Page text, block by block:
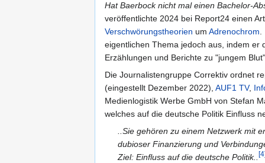
Hat Baerbock nicht mal einen Bachelor-
veröffentlichte 2024 bei Report24 einen
Verschwörungstheorien um Adrenochrom.
eigentlichen Thema jedoch aus, indem er
Erzählungen und Berichte zu "jungem
Die Journalistengruppe Correktiv ordnet
(eingestellt Dezember 2022), AUF1 TV,
Medienlogistik Werbe GmbH von Stefan
welches auf die deutsche Politik Einfluss
..Sie gehören zu einem Netzwerk mit
dubioser Finanzierung und
Ziel: Einfluss auf die deutsche Politik..